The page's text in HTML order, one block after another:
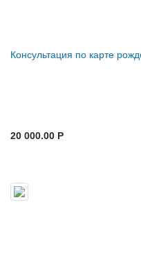
Консультация по карте
20 000.00 P